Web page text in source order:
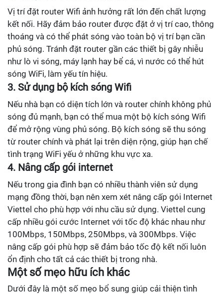
Vị trí đặt router Wifi ảnh hưởng rất lớn đến chất lượng
kết nối. Hãy đảm bảo router được đặt ở vị trí cao, thông
thoáng và có thể phát sóng vào toàn bộ vị trí bạn cần
phủ sóng. Tránh đặt router gần các thiết bị gây nhiễu
như lò vi sóng, máy lạnh hay bể cá, vì nước có thể hút
sóng WiFi, làm yếu tín hiệu.
3. Sử dụng bộ kích sóng Wifi
Nếu nhà bạn có diện tích lớn và router chính không phủ
sóng đủ mạnh, bạn có thể mua một bộ kích sóng Wifi
để mở rộng vùng phủ sóng. Bộ kích sóng sẽ thu sóng
từ router chính và phát lại trên diện rộng, giúp hạn chế
tình trạng WiFi yếu ở những khu vực xa.
4. Nâng cấp gói internet
Nếu trong gia đình bạn có nhiều thành viên sử dụng
mạng đồng thời, bạn nên xem xét nâng cấp gói Internet
Viettel cho phù hợp với nhu cầu sử dụng. Viettel cung
cấp nhiều gói cước Internet với tốc độ khác nhau như
100Mbps, 150Mbps, 250Mbps, và 300Mbps. Việc
nâng cấp gói phù hợp sẽ đảm bảo tốc độ kết nối luôn
ổn định cho tất cả các thiết bị trong nhà.
Một số mẹo hữu ích khác
Dưới đây là một số mẹo bổ sung giúp cải thiện tình